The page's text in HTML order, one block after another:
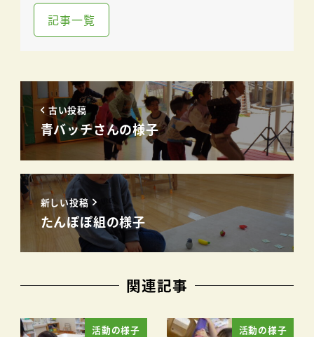
記事一覧
古い投稿
青バッチさんの様子
新しい投稿
たんぽぽ組の様子
関連記事
活動の様子 活動の様子